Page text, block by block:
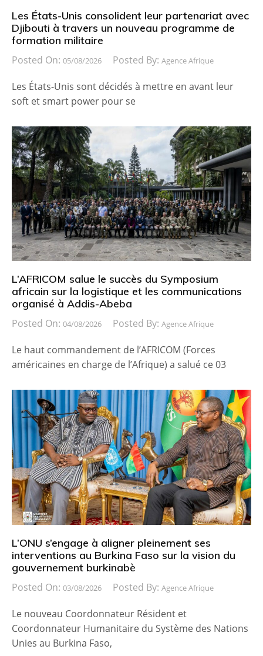
Les États-Unis consolident leur partenariat avec
Djibouti à travers un nouveau programme de
formation militaire
Posted On: 05/08/2026 Posted By: Agence Afrique
Les États-Unis sont décidés à mettre en avant leur
soft et smart power pour se
L’AFRICOM salue le succès du Symposium
africain sur la logistique et les communications
organisé à Addis-Abeba
Posted On: 04/08/2026 Posted By: Agence Afrique
Le haut commandement de l’AFRICOM (Forces
américaines en charge de l’Afrique) a salué ce 03
L’ONU s’engage à aligner pleinement ses
interventions au Burkina Faso sur la vision du
gouvernement burkinabè
Posted On: 03/08/2026 Posted By: Agence Afrique
Le nouveau Coordonnateur Résident et
Coordonnateur Humanitaire du Système des Nations
Unies au Burkina Faso,